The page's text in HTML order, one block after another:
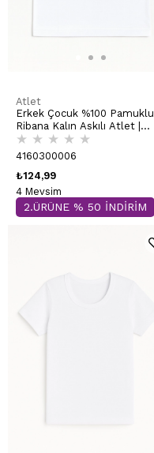
Atlet
Erkek Çocuk %100 Pamuklu
Ribana Kalın Askılı Atlet |
Beyaz K0801
★ ★ ★ ★ ★
4160300006
₺124,99
4 Mevsim
2.ÜRÜNE % 50 İNDİRİM